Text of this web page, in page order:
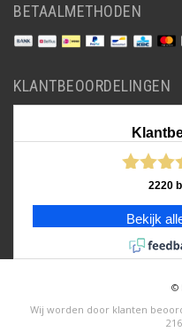
BETAALMETHODEN
KLANTBEOORDELINGEN
2220
Bekijk
©
Wij worden door klanten